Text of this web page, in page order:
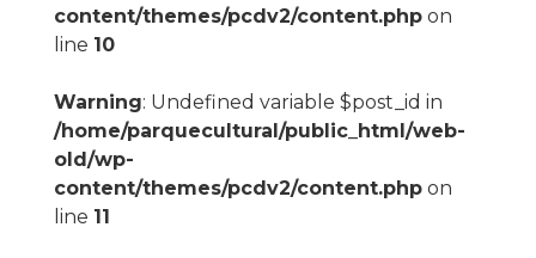
content/themes/pcdv2/content.phpon
line 10
Warning: Undefined variable $post_id in
/home/parquecultural/public_html/web-
old/wp-
content/themes/pcdv2/content.phpon
line 11